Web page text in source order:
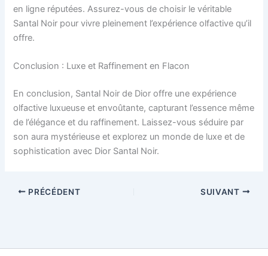
en ligne réputées. Assurez-vous de choisir le véritable
Santal Noir pour vivre pleinement l’expérience olfactive qu’il
offre.
Conclusion : Luxe et Raffinement en Flacon
En conclusion, Santal Noir de Dior offre une expérience
olfactive luxueuse et envoûtante, capturant l’essence même
de l’élégance et du raffinement. Laissez-vous séduire par
son aura mystérieuse et explorez un monde de luxe et de
sophistication avec Dior Santal Noir.
PRÉCÉDENT SUIVANT